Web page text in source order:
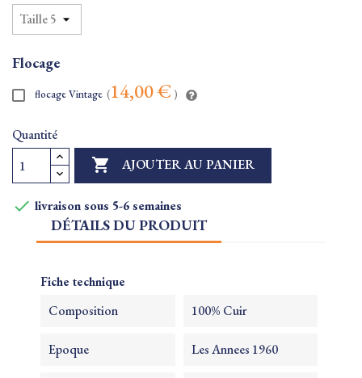
Flocage
flocage Vintage (14,00 € )
Quantité
 AJOUTER AU PANIER
 livraison sous 5-6 semaines
DÉTAILS DU PRODUIT
Fiche technique
Composition 100% Cuir
Epoque Les Annees 1960